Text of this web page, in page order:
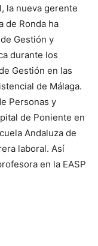
la nueva gerente
de Ronda ha
Gestión y
durante los
Gestión en las
de Málaga.
Personas y
de Poniente en
Andaluza de
laboral. Así
en la EASP